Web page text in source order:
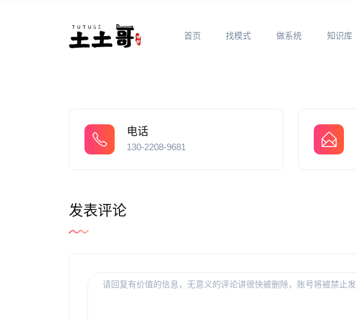
首页 找模式 做系统 知识库
电话
130-2208-9681
发表评论